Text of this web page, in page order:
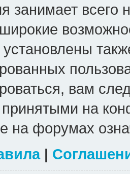
занимает всего
установлены
вам
принятыми на
на форумах
|